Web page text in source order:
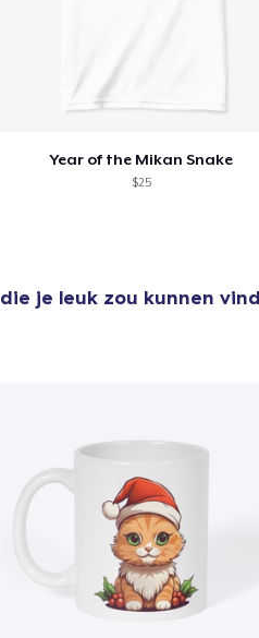
Year of the Mikan Snake
$25
die je leuk zou kunnen
US$ 25,99